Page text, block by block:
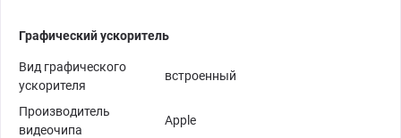
Графический ускоритель
Вид графического
ускорителя
встроенный
Производитель
видеочипа
Apple